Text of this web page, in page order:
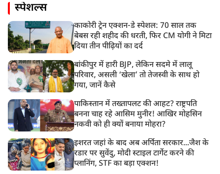
स्पेशल्स
काकोरी ट्रेन एक्शन-डे स्पेशल: 70 साल तक
बेबस रही शहीद की धरती, फिर CM योगी ने मिटा
दिया तीन पीढ़ियों का दर्द
बांकीपुर में हारी BJP, लेकिन सदमे में लालू
परिवार, असली ‘खेला’ तो तेजस्वी के साथ हो
गया, जानें कैसे
पाकिस्तान में तख्तापलट की आहट? राष्ट्रपति
बनना चाह रहे आसिम मुनीर! आखिर मोहसिन
नकवी को ही क्यों बनाया मोहरा?
इशरत जहां के बाद अब अर्पिता सरकार...जैश के
रडार पर सुवेंदु, मोदी स्टाइल टार्गेट करने की
प्लानिंग, STF का बड़ा एक्शन!